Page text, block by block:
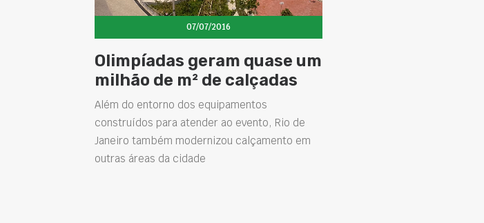
07/07/2016
Olimpíadas geram quase um
milhão de m² de calçadas
Além do entorno dos equipamentos
construídos para atender ao evento, Rio de
Janeiro também modernizou calçamento em
outras áreas da cidade